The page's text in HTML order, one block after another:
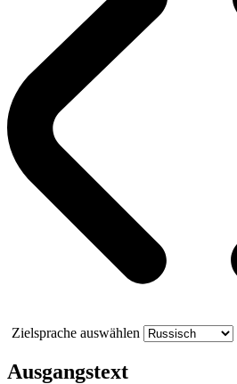
Zielsprache auswählen
Ausgangstext